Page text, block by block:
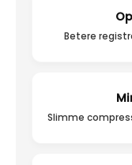
Betere
Slimme